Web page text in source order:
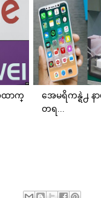
ထာက္
အေမရိကန္ရဲ႕ နာ
တရ...